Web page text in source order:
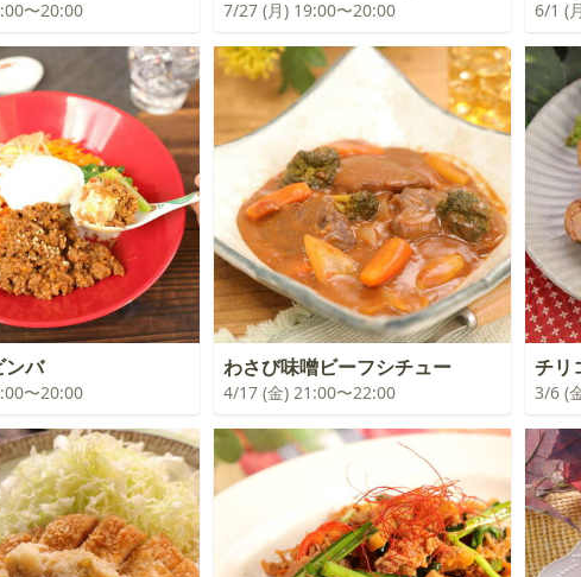
〜20:00 7/27 (月) 19:00〜20:00 6/1 (
ンバ
〜20:00
わさび味噌ビーフシチュー
4/17 (金) 21:00〜22:00
チリ
3/6 (